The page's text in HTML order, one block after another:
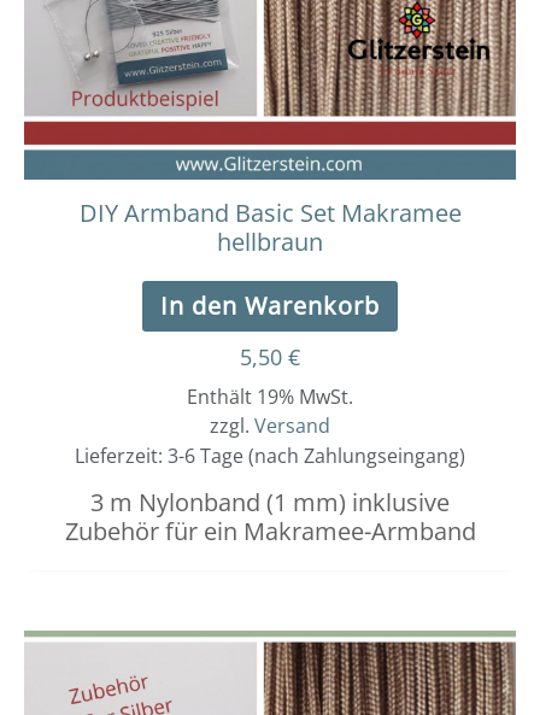
DIY Armband Basic Set Makramee
hellbraun
In den Warenkorb
5,50 €
Enthält 19% MwSt.
zzgl. Versand
Lieferzeit: 3-6 Tage (nach Zahlungseingang)
3 m Nylonband (1 mm) inklusive
Zubehör für ein Makramee-Armband